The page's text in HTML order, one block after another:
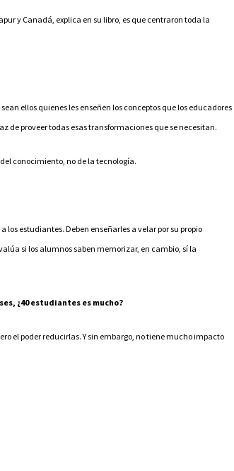
y Canadá, explica en su libro, es que centraron toda la
ellos quienes les enseñen los conceptos que los educadores
de proveer todas esas transformaciones que se necesitan.
conocimiento, no de la tecnología.
estudiantes. Deben enseñarles a velar por su propio
si los alumnos saben memorizar, en cambio, sí la
¿40 estudiantes es mucho?
el poder reducirlas. Y sin embargo, no tiene mucho impacto